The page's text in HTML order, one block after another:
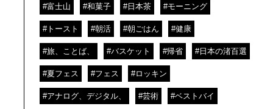
#富士山 #和菓子 #日本茶 #モーニング
#トースト #朝活 #朝ごはん #健康
#旅、ことば、 #バスケット #帰省 #日本の渚百選
#夏フェス #フェス #ロッキン
#アナログ、デジタル、 #芸術 #ベストバイ